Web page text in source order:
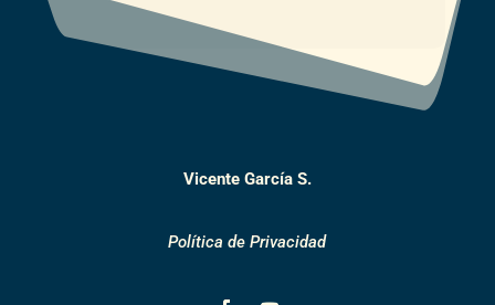
Vicente García S.
Política de Privacidad